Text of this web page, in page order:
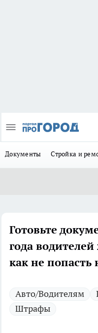
Документы Стройка и
Готовьте
года
как не
Авто/Водителям
Штрафы